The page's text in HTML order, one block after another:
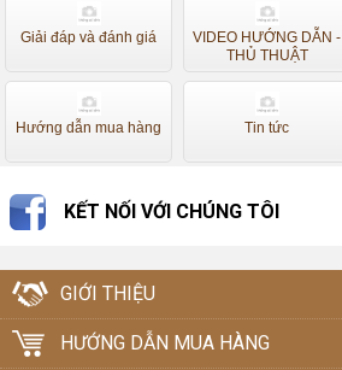
Giải đáp và đánh giá
VIDEO HƯỚNG DẪN -
THỦ THUẬT
Hướng dẫn mua hàng Tin tức
KẾT NỐI VỚI CHÚNG TÔI
GIỚI THIỆU
HƯỚNG DẪN MUA HÀNG